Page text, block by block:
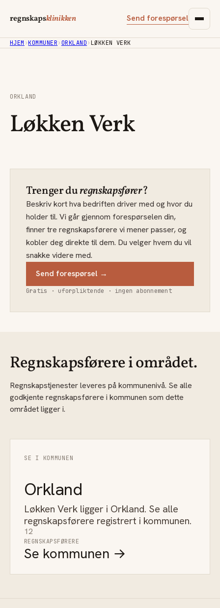
regnskapsklinikken Send forespørsel
HJEM ›KOMMUNER›ORKLAND›LØKKEN VERK
ORKLAND
Løkken Verk
Trenger duregnskapsfører?
Beskriv kort hva bedriften driver med og hvor du
holder til. Vi går gjennom forespørselen din,
finner tre regnskapsførere vi mener passer, og
kobler deg direkte til dem. Du velger hvem du vil
snakke videre med.
Send forespørsel →
Gratis · uforpliktende · ingen abonnement
Regnskapsførere i området.
Regnskapstjenester leveres på kommunenivå. Se alle
godkjente regnskapsførere i kommunen som dette
området ligger i.
SE I KOMMUNEN
Orkland
Løkken Verk ligger i Orkland. Se alle
regnskapsførere registrert i kommunen.
12
REGNSKAPSFØRERE
Se kommunen →